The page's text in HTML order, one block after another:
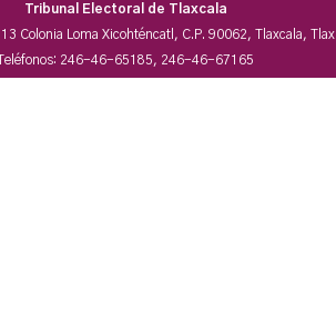
Tribunal Electoral de Tlaxcala
Colonia Loma Xicohténcatl, C.P. 90062, Tlaxcala, Tlax
246-46-65185, 246-46-67165